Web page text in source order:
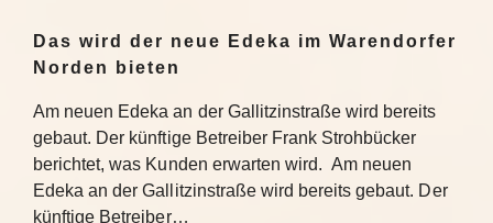
Das wird der neue Edeka im Warendorfer
Norden bieten
Am neuen Edeka an der Gallitzinstraße wird bereits
gebaut. Der künftige Betreiber Frank Strohbücker
berichtet, was Kunden erwarten wird. Am neuen
Edeka an der Gallitzinstraße wird bereits gebaut. Der
künftige Betreiber…